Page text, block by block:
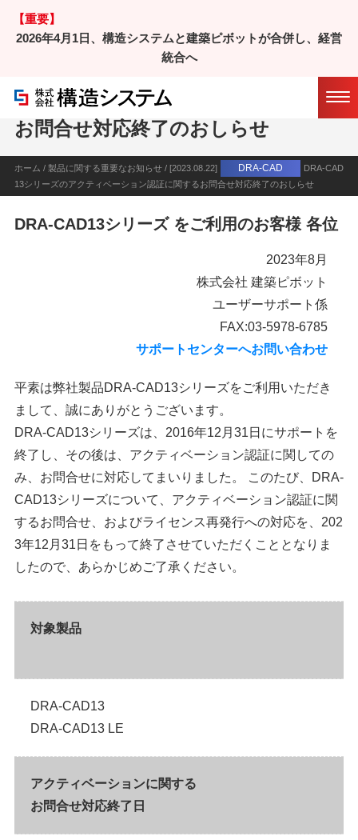
【重要】
2026年4月1日、構造システムと建築ピボットが合併し、経営
統合へ
DRA-CAD13シリーズのアクティベー
ション認証に関する
お問合せ対応終了のおしらせ
ホーム / 製品に関する重要なお知らせ/ [2023.08.22] DRA-CAD
DRA-CAD
13シリーズのアクティベーション認証に関するお問合せ対応終了のおしらせ
DRA-CAD13シリーズ をご利用のお客様 各位
2023年8月
株式会社 建築ピボット
ユーザーサポート係
FAX:03-5978-6785
サポートセンターへお問い合わせ
平素は弊社製品DRA-CAD13シリーズをご利用いただき
まして、誠にありがとうございます。
DRA-CAD13シリーズは、2016年12月31日にサポートを
終了し、その後は、アクティベーション認証に関しての
み、お問合せに対応してまいりました。 このたび、DRA-
CAD13シリーズについて、アクティベーション認証に関
するお問合せ、およびライセンス再発行への対応を、202
3年12月31日をもって終了させていただくこととなりま
したので、あらかじめご了承ください。
対象製品
DRA-CAD13
DRA-CAD13 LE
アクティベーションに関する
お問合せ対応終了日